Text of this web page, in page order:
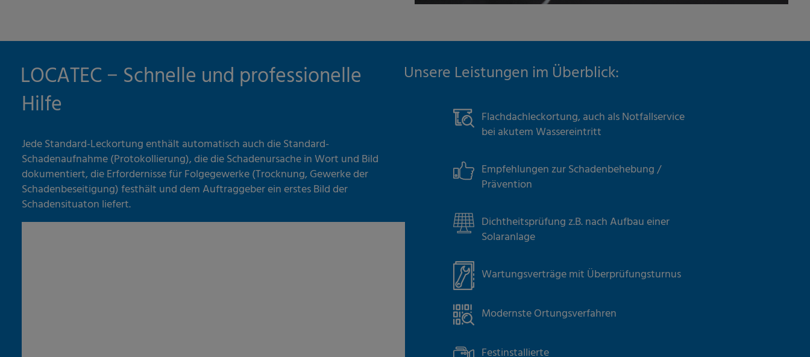
Unsere Leistungen im Überblick:
Flachdachleckortung, auch als Notfallservice
bei akutem Wassereintritt
Empfehlungen zur Schadenbehebung /
Prävention
Dichtheitsprüfung z.B. nach Aufbau einer
Solaranlage
Wartungsverträge mit Überprüfungsturnus
Modernste Ortungsverfahren
Festinstallierte
LOCATEC − Schnelle und professionelle
Hilfe
Jede Standard-Leckortung enthält automatisch auch die Standard-
Schadenaufnahme (Protokollierung), die die Schadenursache in Wort und Bild
dokumentiert, die Erfordernisse für Folgegewerke (Trocknung, Gewerke der
Schadenbeseitigung) festhält und dem Auftraggeber ein erstes Bild der
Schadensituaton liefert.